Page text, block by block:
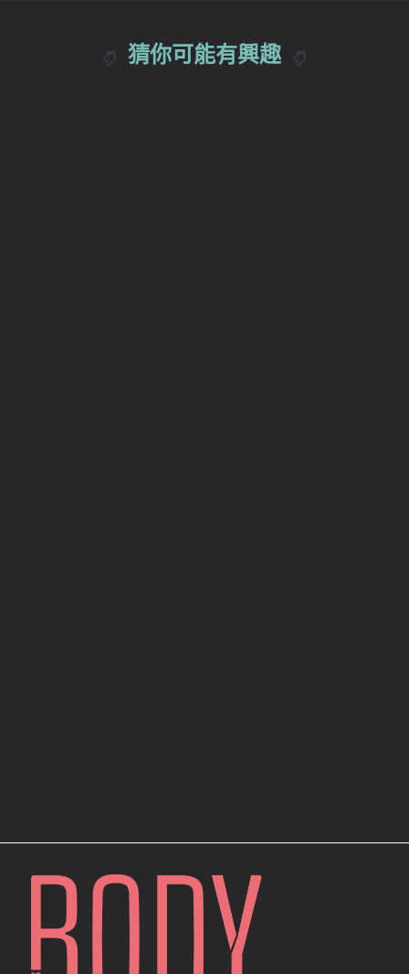
猜你可能有興趣